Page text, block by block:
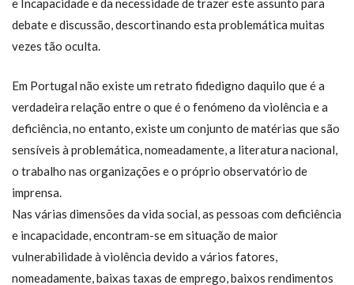
e Incapacidade e da necessidade de trazer este assunto para
debate e discussão, descortinando esta problemática muitas
vezes tão oculta.
Em Portugal não existe um retrato fidedigno daquilo que é a
verdadeira relação entre o que é o fenómeno da violência e a
deficiência, no entanto, existe um conjunto de matérias que são
sensíveis à problemática, nomeadamente, a literatura nacional,
o trabalho nas organizações e o próprio observatório de
imprensa.
Nas várias dimensões da vida social, as pessoas com deficiência
e incapacidade, encontram-se em situação de maior
vulnerabilidade à violência devido a vários fatores,
nomeadamente, baixas taxas de emprego, baixos rendimentos